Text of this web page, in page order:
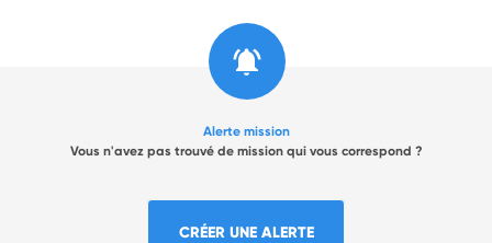
Alerte mission
Vous n'avez pas trouvé de mission qui vous correspond ?
CRÉER UNE ALERTE